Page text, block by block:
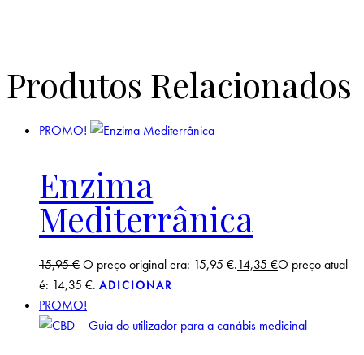
Produtos Relacionados
PROMO!
Enzima
Mediterrânica
15,95€O preço original era: 15,95 €.14,35 €O preço atual
é: 14,35 €. ADICIONAR
PROMO!